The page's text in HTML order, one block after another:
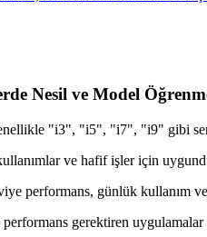
Nesil ve Model
"i3", "i5", "i7", "i9" gibi
ve hafif işler için
performans, günlük kullanım
performans gerektiren